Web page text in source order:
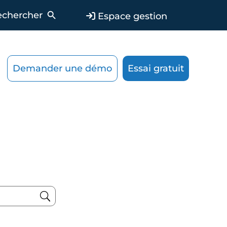
Espace gestion
Demander une démo Essai gratuit